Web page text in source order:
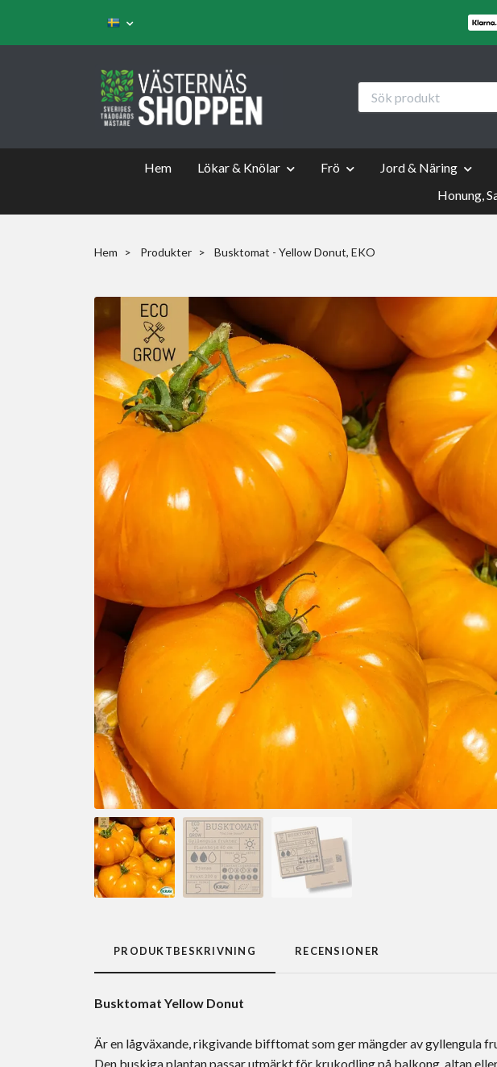
Hem Lökar & Knölar Frö Jord & Näring
Honung,
Hem Produkter Busktomat - Yellow Donut, EKO
PRODUKTBESKRIVNING RECENSIONER
Busktomat Yellow Donut
Är en lågväxande, rikgivande bifftomat som ger mängder av
Den buskiga plantan passar utmärkt för krukodling på balkong, altan